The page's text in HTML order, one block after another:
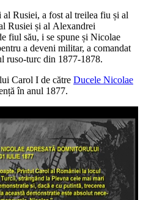
Rusiei, a fost al treilea fiu și al
Rusiei și al Alexandrei
fiul său, i se spune și Nicolae
a deveni militar, a comandat
ruso-turc din 1877-1878.
Carol I de către Ducele Nicolae
în anul 1877.